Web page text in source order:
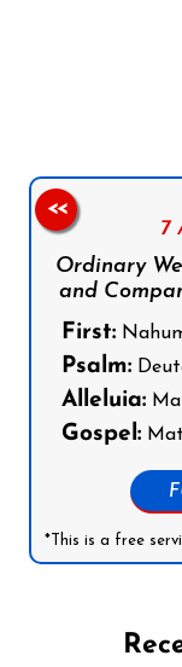
7
Ordinary
and
First:
Psalm:
Alleluia:
Gospel:
*This is a free
<<